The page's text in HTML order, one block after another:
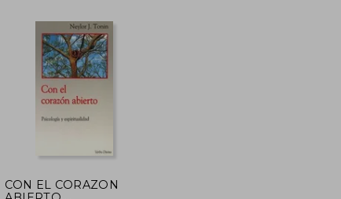
$ 176.870
$ 88.435
50%
dcto.
CON EL CORAZON